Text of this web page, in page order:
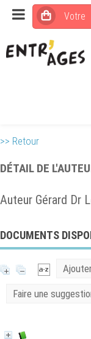
>> Retour
DÉTAIL DE
Auteur Gérard Dr
DOCUMENTS
Faire une